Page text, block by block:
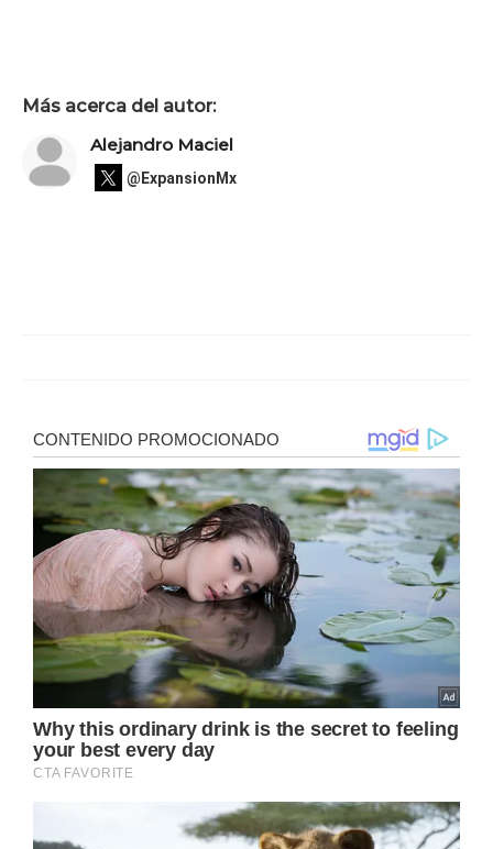
Más acerca del autor:
Alejandro Maciel
@ExpansionMx